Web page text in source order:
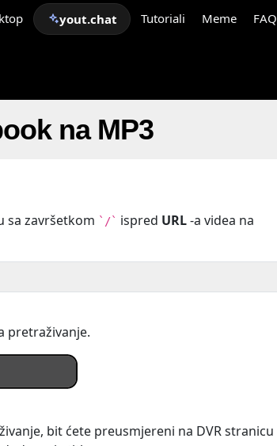
yout.chat Tutoriali Meme FAQ
na MP3
sa završetkom `/` ispred URL-a videa na
pretraživanje.
bit ćete preusmjereni na DVR stranicu